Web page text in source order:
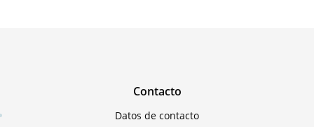
Contacto
Datos de contacto